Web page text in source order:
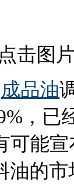
点击图
成品油
，已
可能
油的